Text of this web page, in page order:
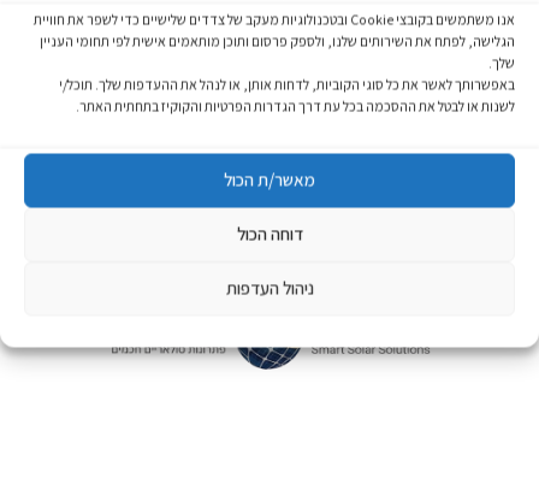
אנו משתמשים בקובצי Cookie ובטכנולוגיות מעקב של צדדים שלישיים כדי לשפר את חוויית
הגלישה, לפתח את השירותים שלנו, ולספק פרסום ותוכן מותאמים אישית לפי תחומי העניין
שלך.
באפשרותך לאשר את כל סוגי הקוביות, לדחות אותן, או לנהל את ההעדפות שלך. תוכל/י
לשנות או לבטל את ההסכמה בכל עת דרך הגדרות הפרטיות והקוקיז בתחתית האתר.
מאשר/ת הכול
דוחה הכול
ניהול העדפות